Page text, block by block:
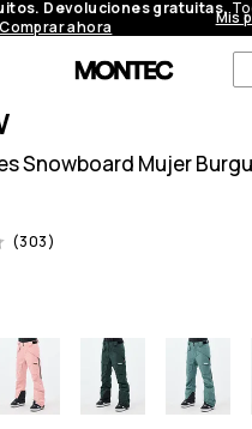
Devoluciones gratuitas.
Comprar ahora Mis
Snowboard Mujer
(303)4.7/5